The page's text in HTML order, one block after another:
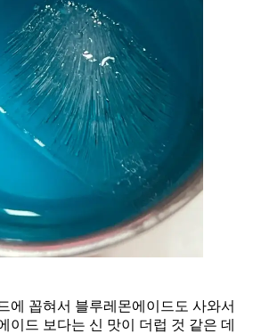
에 꼽혀서 블루레몬에이드도 사와서
이드 보다는 신 맛이 더럽 것 같은 데